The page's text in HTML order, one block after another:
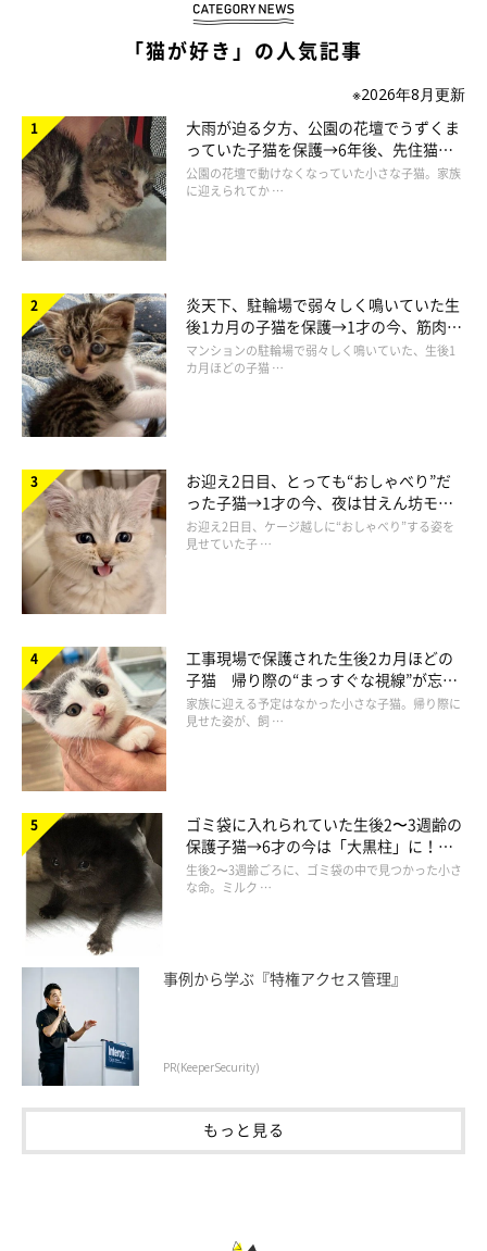
「猫が好き」の人気記事
※2026年8月更新
大雨が迫る夕方、公園の花壇でうずくま
っていた子猫を保護→6年後、先住猫
と“姉妹”のような関係に
公園の花壇で動けなくなっていた小さな子猫。家族
に迎えられてか …
炎天下、駐輪場で弱々しく鳴いていた生
後1カ月の子猫を保護→1才の今、筋肉質
でツンデレなコに成長
マンションの駐輪場で弱々しく鳴いていた、生後1
カ月ほどの子猫 …
お迎え2日目、とっても“おしゃべり”だ
った子猫→1才の今、夜は甘えん坊モー
ドになるコに成長！
お迎え2日目、ケージ越しに“おしゃべり”する姿を
見せていた子 …
工事現場で保護された生後2カ月ほどの
子猫 帰り際の“まっすぐな視線”が忘れ
られず、家族の一員に
家族に迎える予定はなかった小さな子猫。帰り際に
見せた姿が、飼 …
ゴミ袋に入れられていた生後2〜3週齢の
保護子猫→6才の今は「大黒柱」に！
美しい黒猫に成長した姿にグッとくる
生後2〜3週齢ごろに、ゴミ袋の中で見つかった小さ
な命。ミルク …
事例から学ぶ『特権アクセス管理』
PR(KeeperSecurity)
もっと見る